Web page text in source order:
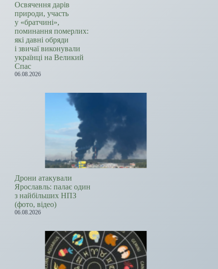
Освячення дарів
природи, участь
у «братчині»,
поминання померлих:
які давні обряди
і звичаї виконували
українці на Великий
Спас
06.08.2026
Дрони атакували
Ярославль: палає один
з найбільших НПЗ
(фото, відео)
06.08.2026